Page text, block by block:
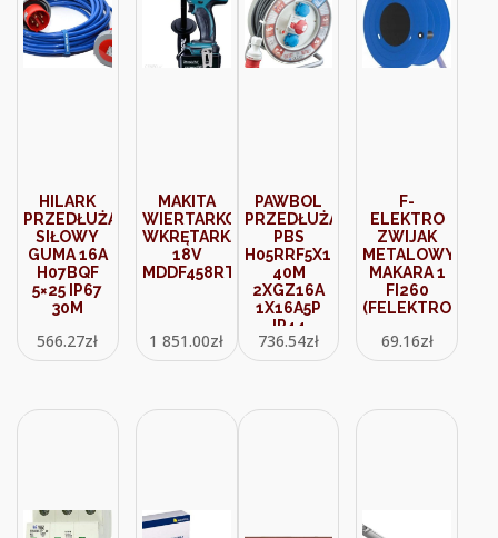
HILARK
PRZEDŁUŻACZ
SIŁOWY
GUMA 16A
H07BQF
5×25 IP67
30M
566.27zł
MAKITA
WIERTARKO-
WKRĘTARKA
18V
MDDF458RTJ
1 851.00zł
PAWBOL
PRZEDŁUŻACZ
PBS
H05RRF5X1,5
40M
2XGZ16A
1X16A5P
IP44
B11101540
736.54zł
F-
ELEKTRO
ZWIJAK
METALOWY
MAKARA 1
FI260
(FELEKTRO)
69.16zł